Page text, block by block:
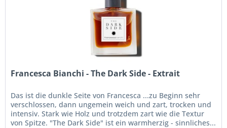
Francesca Bianchi - The Dark Side - Extrait
Das ist die dunkle Seite von Francesca ...zu Beginn sehr
verschlossen, dann ungemein weich und zart, trocken und
intensiv. Stark wie Holz und trotzdem zart wie die Textur
von Spitze. "The Dark Side" ist ein warmherzig - sinnliches...